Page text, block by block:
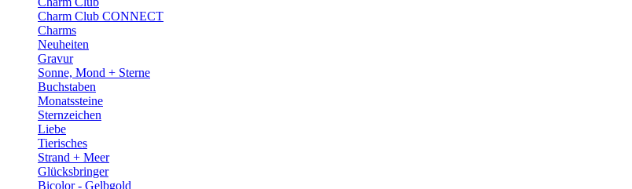
Charm Club CONNECT
Charms
Neuheiten
Gravur
Sonne, Mond + Sterne
Buchstaben
Monatssteine
Sternzeichen
Liebe
Tierisches
Strand + Meer
Glücksbringer
Bicolor - Gelbgold